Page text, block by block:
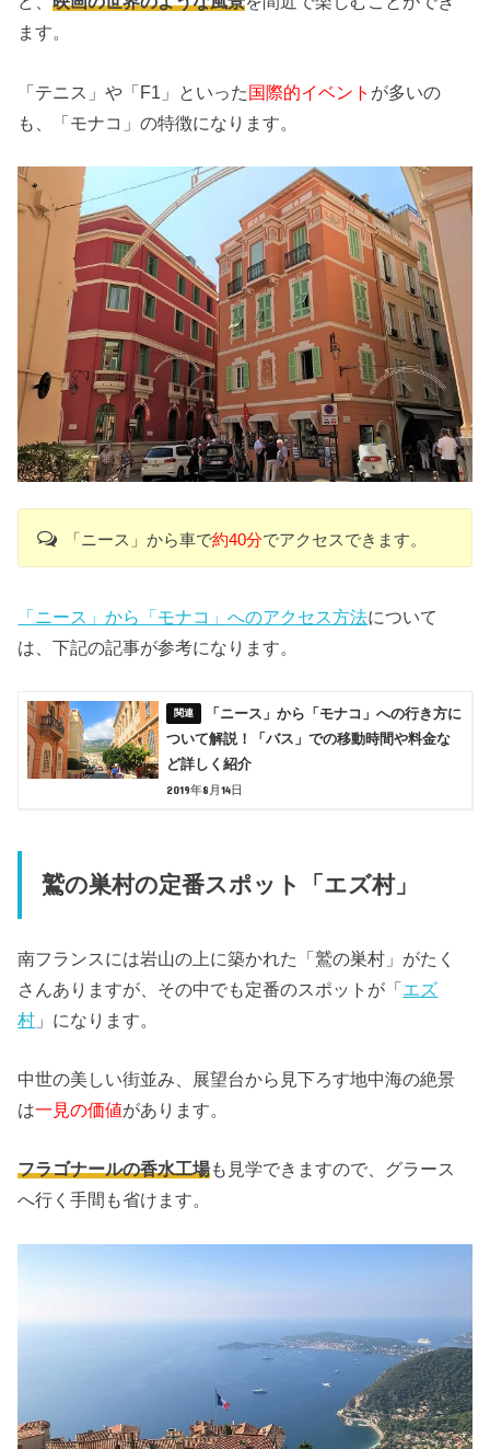
ます。
「テニス」や「F1」といった国際的イベント が多いの
も、「モナコ」の特徴になります。
「ニース」から車で約40分でアクセスできます。
「ニース」から「モナコ」へのアクセス方法について
は、下記の記事が参考になります。
「ニース」から「モナコ」への行き方に
ついて解説！「バス」での移動時間や料金な
ど詳しく紹介
2019年8月14日
鷲の巣村の定番スポット「エズ村」
南フランスには岩山の上に築かれた「鷲の巣村」がたく
さんありますが、その中でも定番のスポットが「エズ
村 」になります。
中世の美しい街並み、展望台から見下ろす地中海の絶景
は一見の価値があります。
フラゴナールの香水工場も見学できますので、グラース
へ行く手間も省けます。